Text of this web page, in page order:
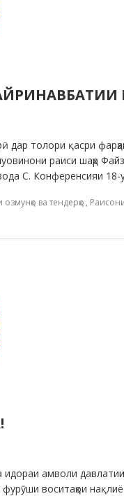
дар толори қасри
раиси шаҳр
С. Конференсияи
ва тендерҳо ,
амволи давлатии
воситаҳои